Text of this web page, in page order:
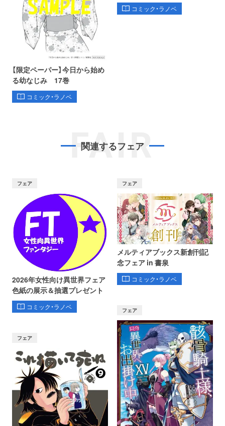
【限定ペーパー】今日から始め
る幼なじみ 17巻
コミック・ラノベ
コミック・ラノベ
FAIR
関連するフェア
フェア
2026年女性向け異世界フェア
色紙の展示＆抽選プレゼント
コミック・ラノベ
フェア
メルティアブックス新創刊記
念フェア in 書泉
コミック・ラノベ
フェア
フェア